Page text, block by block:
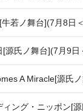
若ノ舞台](7月8日
[源氏ノ舞台](7月9日
A Miracle[源氏
ィング・ニッポン[